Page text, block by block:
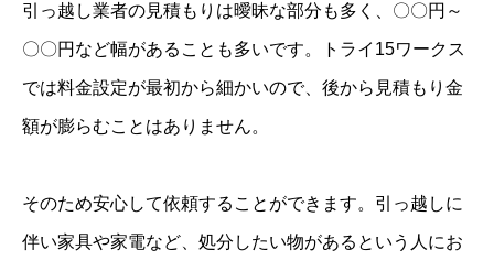
引っ越し業者の見積もりは曖昧な部分も多く、〇〇円～
〇〇円など幅があることも多いです。トライ15ワークス
では料金設定が最初から細かいので、後から見積もり金
額が膨らむことはありません。
そのため安心して依頼することができます。引っ越しに
伴い家具や家電など、処分したい物があるという人にお